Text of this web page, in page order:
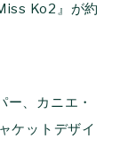
Ko2』が約
、カニエ・
ケットデザイ